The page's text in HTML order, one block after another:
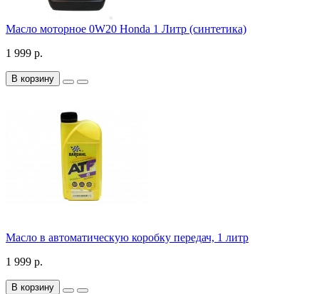
Масло моторное 0W20 Honda 1 Литр (синтетика)
1 999 р.
В корзину
Масло в автоматическую коробку передач, 1 литр
1 999 р.
В корзину